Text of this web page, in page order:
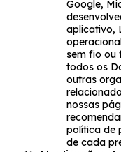
Google,
aplicativo,
sem fio ou
todos os
outras
nossas
política de
de cada